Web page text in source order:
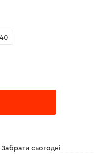
Забрати сьогодні